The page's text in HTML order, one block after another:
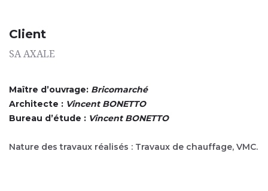
Client
SA AXALE
Maître d’ouvrage: Bricomarché
Architecte : Vincent BONETTO
Bureau d’étude : Vincent BONETTO
Nature des travaux réalisés : Travaux de chauffage, VMC.